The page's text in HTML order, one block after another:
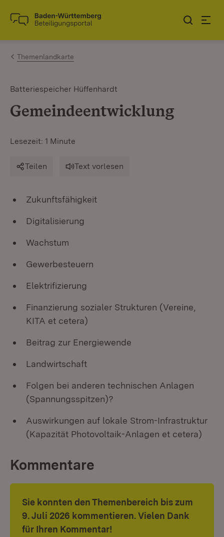
Zum Inhalt springen
Link zur Startseite
Themenlandkarte
Batteriespeicher Hüffenhardt
Gemeindeentwicklung
Lesezeit: 1 Minute
Teilen Text vorlesen
Zukunftsfähigkeit
Digitalisierung
Wachstum
Gewerbesteuern
Elektrifizierung
Finanzierung sozialer Strukturen (Vereine,
KITA et cetera)
Beitrag zur Energiewende
Landwirtschaft
Folgen bei anderen technischen Anlagen
(Spannungsspitzen)?
Auswirkungen auf lokale Strom-Infrastruktur
(Kapazität Photovoltaik-Anlagen et cetera)
Kommentare
Sie konnten den Themenbereich bis zum
9. Juli 2026 kommentieren. Vielen Dank
für Ihren Kommentar!